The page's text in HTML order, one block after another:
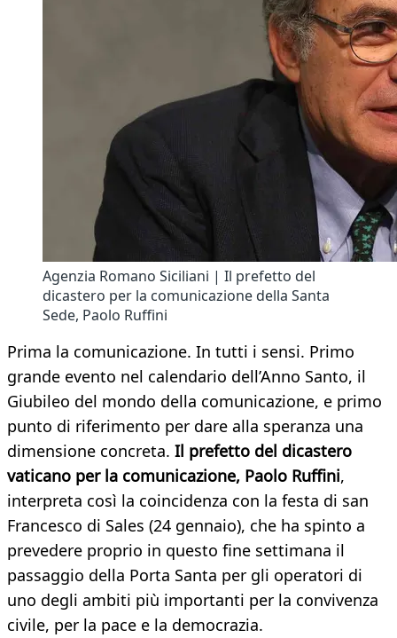
Agenzia Romano Siciliani | Il prefetto del
dicastero per la comunicazione della Santa
Sede, Paolo Ruffini
Prima la comunicazione. In tutti i sensi. Primo
grande evento nel calendario dell’Anno Santo, il
Giubileo del mondo della comunicazione, e primo
punto di riferimento per dare alla speranza una
dimensione concreta. Il prefetto del dicastero
vaticano per la comunicazione, Paolo Ruffini,
interpreta così la coincidenza con la festa di san
Francesco di Sales (24 gennaio), che ha spinto a
prevedere proprio in questo fine settimana il
passaggio della Porta Santa per gli operatori di
uno degli ambiti più importanti per la convivenza
civile, per la pace e la democrazia.